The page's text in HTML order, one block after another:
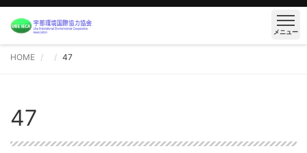
メニュー
HOME 47
47